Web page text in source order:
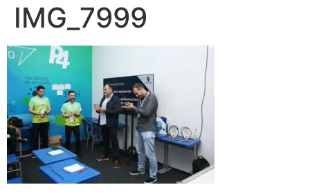
IMG_7999